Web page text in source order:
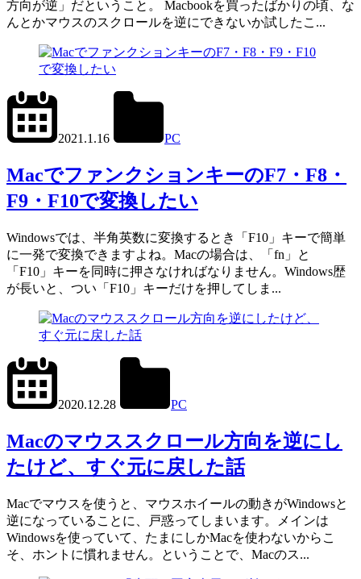
方向が逆」だということ。 Macbookを買ったばかりの頃、な
んとかマウスのスクロールを逆にできないか試したこ...
2021.1.16
PC
MacでファンクションキーのF7・F8・
F9・F10で変換したい
Windowsでは、半角英数に変換するとき「F10」キーで簡単
に一発で変換できますよね。Macの場合は、「fn」と
「F10」キーを同時に押さなければなりません。Windows歴
が長いと、つい「F10」キーだけを押してしま...
2020.12.28
PC
Macのマウススクロール方向を逆にし
たけど、すぐ元に戻した話
Macでマウスを使うと、マウスホイールの動きがWindowsと
逆になっていることに、戸惑ってしまいます。メインは
Windowsを使っていて、たまにしかMacを使わないからこ
そ、ホントに慣れません。ということで、Macのス...